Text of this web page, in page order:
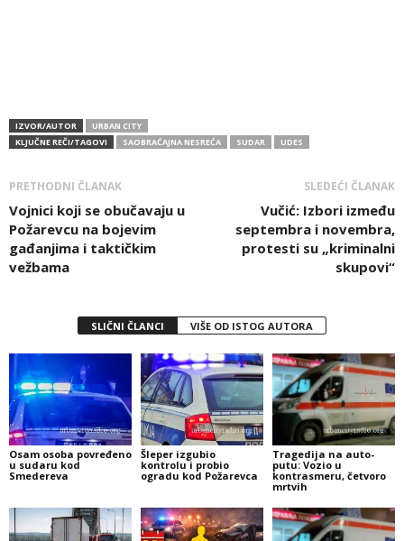
IZVOR/AUTOR
URBAN CITY
KLJUČNE REČI/TAGOVI
SAOBRAĆAJNA NESREĆA SUDAR UDES
PRETHODNI ČLANAK
Vojnici koji se obučavaju u
Požarevcu na bojevim
gađanjima i taktičkim
vežbama
SLEDEĆI ČLANAK
Vučić: Izbori između
septembra i novembra,
protesti su „kriminalni
skupovi“
SLIČNI ČLANCI VIŠE OD ISTOG AUTORA
Osam osoba povređeno
u sudaru kod
Smedereva
Šleper izgubio
kontrolu i probio
ogradu kod Požarevca
Tragedija na auto-
putu: Vozio u
kontrasmeru, četvoro
mrtvih